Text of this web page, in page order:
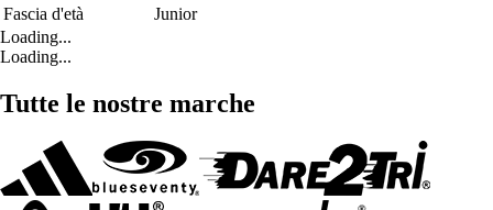
Fascia d'età
Junior
Loading...
Loading...
Tutte le nostre marche